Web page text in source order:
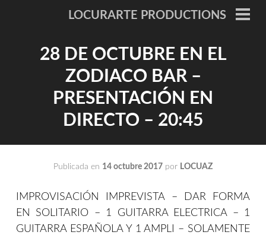
LOCURARTE PRODUCTIONS
28 DE OCTUBRE EN EL
ZODIACO BAR –
PRESENTACIÓN EN
DIRECTO – 20:45
Publicada en 14 octubre 2017 por LOCUAZ
IMPROVISACIÓN IMPREVISTA – DAR FORMA
EN SOLITARIO – 1 GUITARRA ELECTRICA – 1
GUITARRA ESPAÑOLA Y 1 AMPLI – SOLAMENTE